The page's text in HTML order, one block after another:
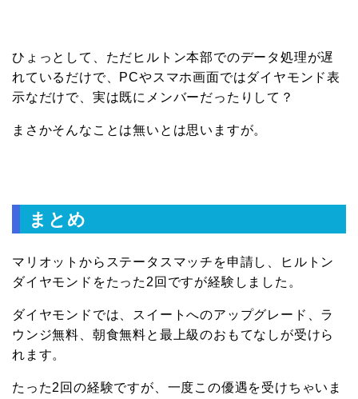
ひょっとして、ただヒルトン本部でのデータ処理が遅
れているだけで、PCやスマホ画面ではダイヤモンド表
示なだけで、実は既にメンバーだったりして？
まさかそんなことは無いとは思いますが。
まとめ
マリオットからステータスマッチを申請し、ヒルトン
ダイヤモンドをたった2回ですが経験しました。
ダイヤモンドでは、スイートへのアップグレード、ラ
ウンジ無料、朝食無料と最上級のおもてなしが受けら
れます。
たった2回の経験ですが、一度この優遇を受けちゃいま